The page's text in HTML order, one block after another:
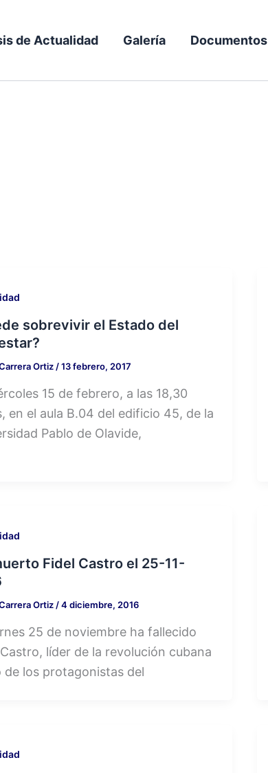
de Actualidad Galería Documentos
sobrevivir el Estado del
Ortiz/13 febrero, 2017
15 de febrero, a las 18,30
en el aula B.04 del edificio 45, de la
Pablo de Olavide,
Fidel Castro el 25-11-
Ortiz/4 diciembre, 2016
25 de noviembre ha fallecido
líder de la revolución cubana
de los protagonistas del